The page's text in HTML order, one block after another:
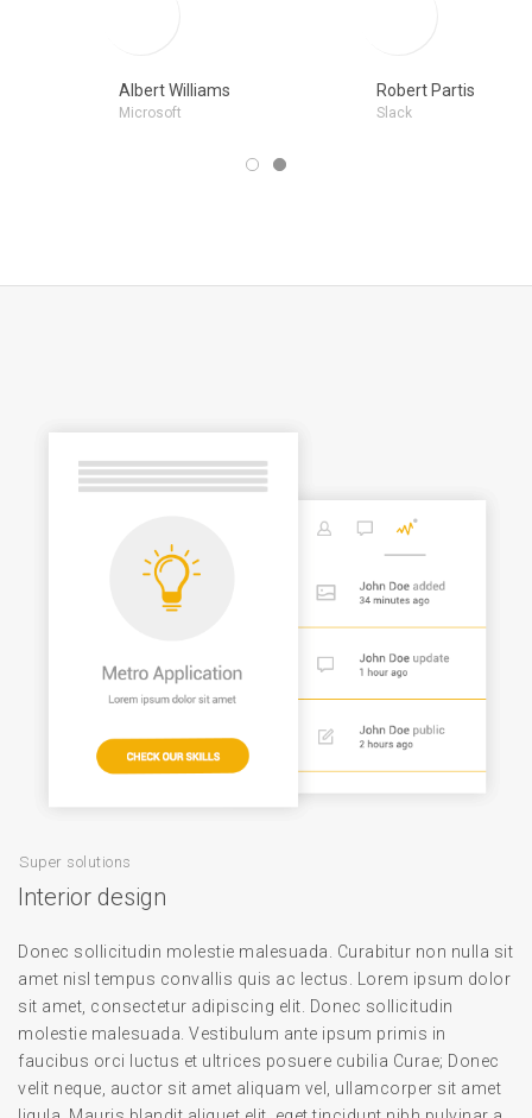
Albert Williams
Microsoft
Robert Partis
Slack
Interior design
Super solutions
Donec sollicitudin molestie malesuada. Curabitur non nulla sit
amet nisl tempus convallis quis ac lectus. Lorem ipsum dolor
sit amet, consectetur adipiscing elit. Donec sollicitudin
molestie malesuada. Vestibulum ante ipsum primis in
faucibus orci luctus et ultrices posuere cubilia Curae; Donec
velit neque, auctor sit amet aliquam vel, ullamcorper sit amet